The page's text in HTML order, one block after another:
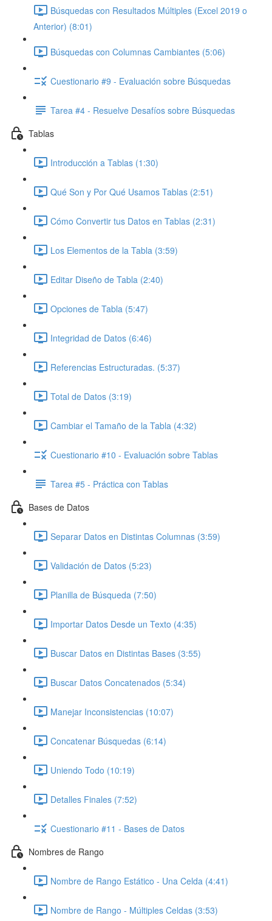
Búsquedas con Resultados Múltiples (Excel 2019 o
Anterior) (8:01)
Búsquedas con Columnas Cambiantes (5:06)
Cuestionario #9 - Evaluación sobre Búsquedas
Tarea #4 - Resuelve Desafíos sobre Búsquedas
Tablas
Introducción a Tablas (1:30)
Qué Son y Por Qué Usamos Tablas (2:51)
Cómo Convertir tus Datos en Tablas (2:31)
Los Elementos de la Tabla (3:59)
Editar Diseño de Tabla (2:40)
Opciones de Tabla (5:47)
Integridad de Datos (6:46)
Referencias Estructuradas. (5:37)
Total de Datos (3:19)
Cambiar el Tamaño de la Tabla (4:32)
Cuestionario #10 - Evaluación sobre Tablas
Tarea #5 - Práctica con Tablas
Bases de Datos
Separar Datos en Distintas Columnas (3:59)
Validación de Datos (5:23)
Planilla de Búsqueda (7:50)
Importar Datos Desde un Texto (4:35)
Buscar Datos en Distintas Bases (3:55)
Buscar Datos Concatenados (5:34)
Manejar Inconsistencias (10:07)
Concatenar Búsquedas (6:14)
Uniendo Todo (10:19)
Detalles Finales (7:52)
Cuestionario #11 - Bases de Datos
Nombres de Rango
Nombre de Rango Estático - Una Celda (4:41)
Nombre de Rango - Múltiples Celdas (3:53)